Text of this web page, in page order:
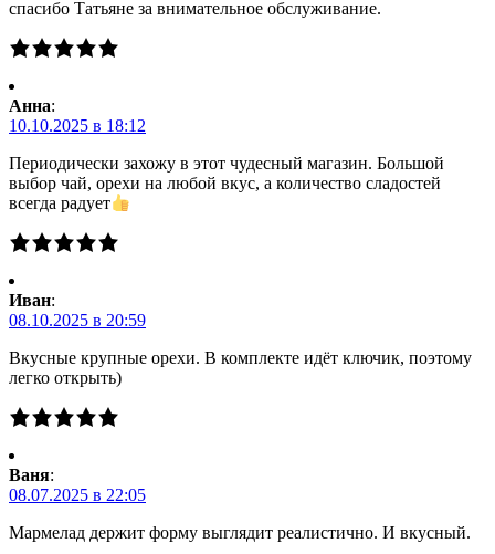
спасибо Татьяне за внимательное обслуживание.
Анна:
10.10.2025 в 18:12
Периодически захожу в этот чудесный магазин. Большой
выбор чай, орехи на любой вкус, а количество сладостей
всегда радует
Иван:
08.10.2025 в 20:59
Вкусные крупные орехи. В комплекте идёт ключик, поэтому
легко открыть)
Ваня:
08.07.2025 в 22:05
Мармелад держит форму выглядит реалистично. И вкусный.